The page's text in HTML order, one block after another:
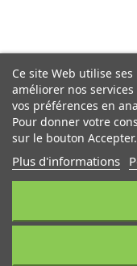
Ce site Web utilise
améliorer nos
vos préférences en
Pour donner votre
sur le bouton Accepter.
Plus d'informations